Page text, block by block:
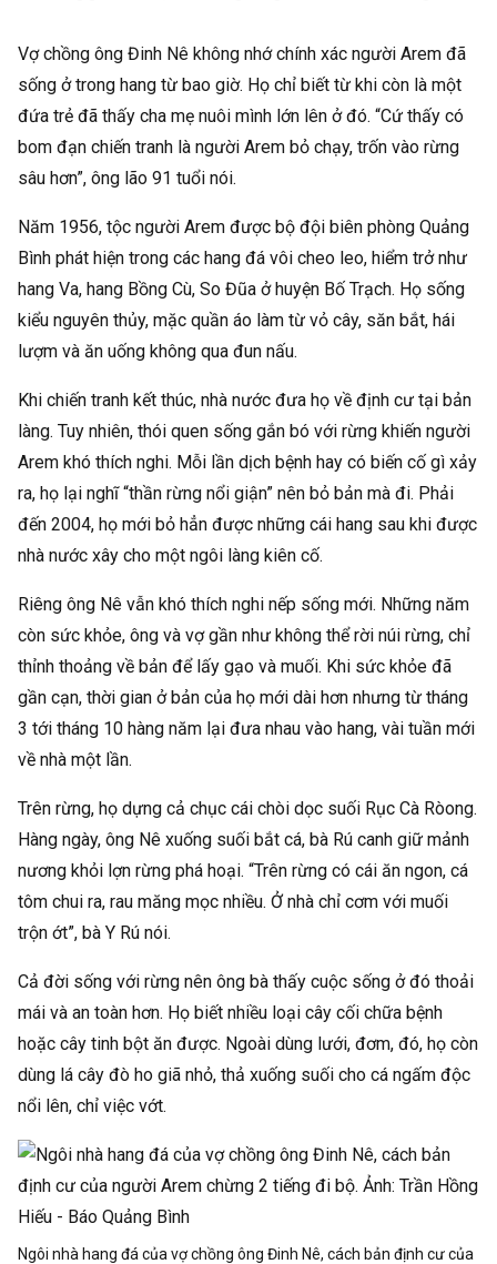
Vợ chồng ông Đinh Nê không nhớ chính xác người Arem đã
sống ở trong hang từ bao giờ. Họ chỉ biết từ khi còn là một
đứa trẻ đã thấy cha mẹ nuôi mình lớn lên ở đó. “Cứ thấy có
bom đạn chiến tranh là người Arem bỏ chạy, trốn vào rừng
sâu hơn”, ông lão 91 tuổi nói.
Năm 1956, tộc người Arem được bộ đội biên phòng Quảng
Bình phát hiện trong các hang đá vôi cheo leo, hiểm trở như
hang Va, hang Bồng Cù, So Đũa ở huyện Bố Trạch. Họ sống
kiểu nguyên thủy, mặc quần áo làm từ vỏ cây, săn bắt, hái
lượm và ăn uống không qua đun nấu.
Khi chiến tranh kết thúc, nhà nước đưa họ về định cư tại bản
làng. Tuy nhiên, thói quen sống gắn bó với rừng khiến người
Arem khó thích nghi. Mỗi lần dịch bệnh hay có biến cố gì xảy
ra, họ lại nghĩ “thần rừng nổi giận” nên bỏ bản mà đi. Phải
đến 2004, họ mới bỏ hẳn được những cái hang sau khi được
nhà nước xây cho một ngôi làng kiên cố.
Riêng ông Nê vẫn khó thích nghi nếp sống mới. Những năm
còn sức khỏe, ông và vợ gần như không thể rời núi rừng, chỉ
thỉnh thoảng về bản để lấy gạo và muối. Khi sức khỏe đã
gần cạn, thời gian ở bản của họ mới dài hơn nhưng từ tháng
3 tới tháng 10 hàng năm lại đưa nhau vào hang, vài tuần mới
về nhà một lần.
Trên rừng, họ dựng cả chục cái chòi dọc suối Rục Cà Ròong.
Hàng ngày, ông Nê xuống suối bắt cá, bà Rú canh giữ mảnh
nương khỏi lợn rừng phá hoại. “Trên rừng có cái ăn ngon, cá
tôm chui ra, rau măng mọc nhiều. Ở nhà chỉ cơm với muối
trộn ớt”, bà Y Rú nói.
Cả đời sống với rừng nên ông bà thấy cuộc sống ở đó thoải
mái và an toàn hơn. Họ biết nhiều loại cây cối chữa bệnh
hoặc cây tinh bột ăn được. Ngoài dùng lưới, đơm, đó, họ còn
dùng lá cây đò ho giã nhỏ, thả xuống suối cho cá ngấm độc
nổi lên, chỉ việc vớt.
Ngôi nhà hang đá của vợ chồng ông Đinh Nê, cách bản định cư của